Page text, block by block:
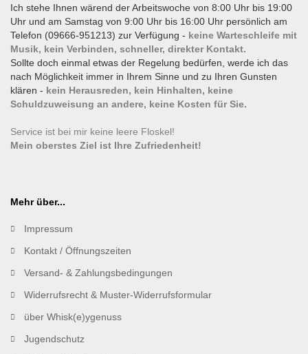
Ich stehe Ihnen wärend der Arbeitswoche von 8:00 Uhr bis 19:00
Uhr und am Samstag von 9:00 Uhr bis 16:00 Uhr persönlich am
Telefon (09666-951213) zur Verfügung - keine Warteschleife mit
Musik, kein Verbinden, schneller, direkter Kontakt.
Sollte doch einmal etwas der Regelung bedürfen, werde ich das
nach Möglichkeit immer in Ihrem Sinne und zu Ihren Gunsten
klären - kein Herausreden, kein Hinhalten, keine
Schuldzuweisung an andere, keine Kosten für Sie.
Service ist bei mir keine leere Floskel!
Mein oberstes Ziel ist Ihre Zufriedenheit!
Mehr über...
Impressum
Kontakt / Öffnungszeiten
Versand- & Zahlungsbedingungen
Widerrufsrecht & Muster-Widerrufsformular
über Whisk(e)ygenuss
Jugendschutz